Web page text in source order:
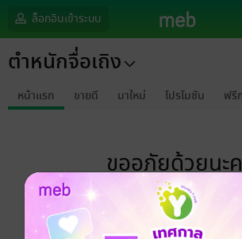
ล็อกอินเข้าระบบ
ตำหนักจื่อเถิง
หน้าแรก ขายดี มาใหม่ โปรโมชัน ฟรี
ขออภัยด้วยนะ
ไม่พบข้อมูลในหัวข้อที่คุณกำลัง